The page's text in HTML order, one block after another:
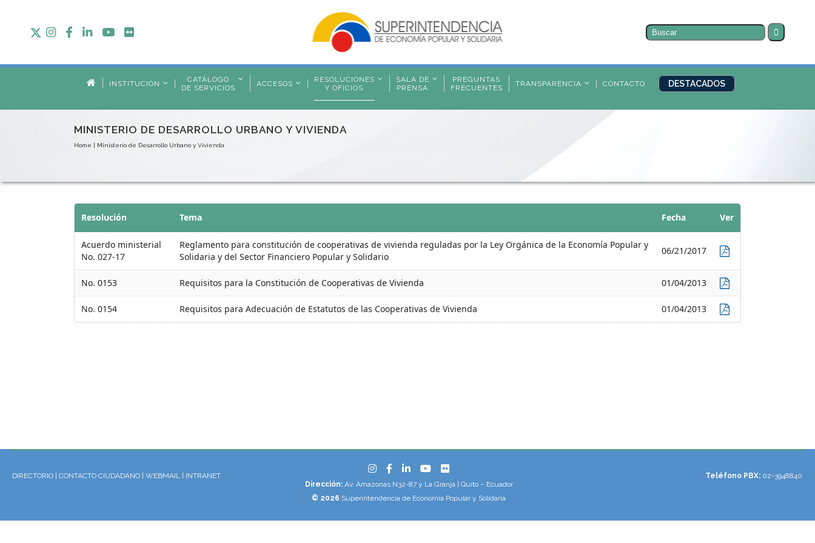
Buscar
INSTITUCIÓN
CATÁLOGO
DE SERVICIOS
ACCESOS
RESOLUCIONES
Y OFICIOS
SALA DE
PRENSA
PREGUNTAS
FRECUENTES
TRANSPARENCIA CONTACTO DESTACADOS
MINISTERIO DE DESARROLLO URBANO Y VIVIENDA
Home | Ministerio de Desarrollo Urbano y Vivienda
Resolución Tema Fecha Ver
Acuerdo ministerial
No. 027-17
Reglamento para constitución de cooperativas de vivienda reguladas por la Ley Orgánica de la Economía Popular y
Solidaria y del Sector Financiero Popular y Solidario
06/21/2017
No. 0153 Requisitos para la Constitución de Cooperativas de Vivienda 01/04/2013
No. 0154 Requisitos para Adecuación de Estatutos de las Cooperativas de Vivienda 01/04/2013
DIRECTORIO CONTACTO CIUDADANO WEBMAIL
INTRANET
Dirección:Av. Amazonas N32-87 y La Granja | Quito – Ecuador
© 2026 Superintendencia de Economía Popular y Solidaria
Teléfono PBX: 02-3948840